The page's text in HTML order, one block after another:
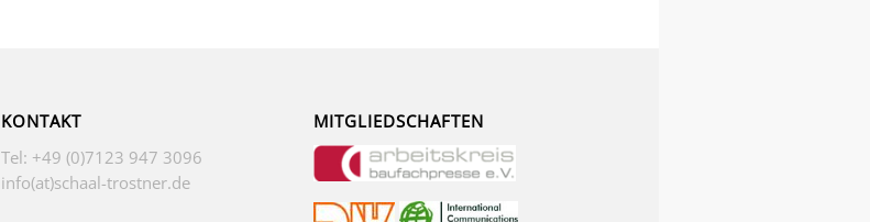
KONTAKT
Tel: +49 (0)7123 947 3096
info(at)schaal-trostner.de
MITGLIEDSCHAFTEN